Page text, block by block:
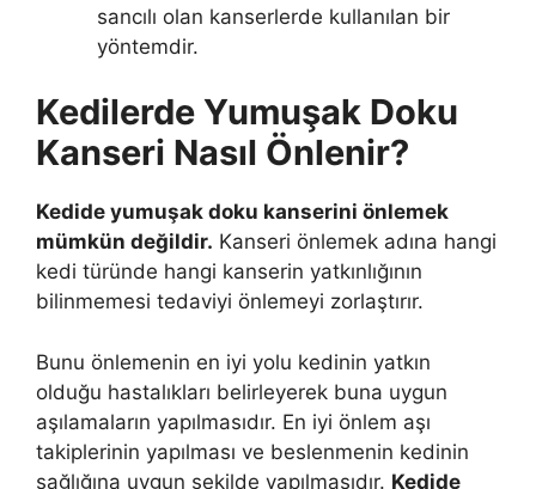
sancılı olan kanserlerde kullanılan bir
yöntemdir.
Kedilerde Yumuşak Doku
Kanseri Nasıl Önlenir?
Kedide yumuşak doku kanserini önlemek
mümkün değildir. Kanseri önlemek adına hangi
kedi türünde hangi kanserin yatkınlığının
bilinmemesi tedaviyi önlemeyi zorlaştırır.
Bunu önlemenin en iyi yolu kedinin yatkın
olduğu hastalıkları belirleyerek buna uygun
aşılamaların yapılmasıdır. En iyi önlem aşı
takiplerinin yapılması ve beslenmenin kedinin
sağlığına uygun şekilde yapılmasıdır. Kedide